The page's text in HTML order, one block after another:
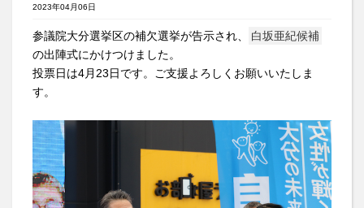
2023年04月06日
参議院大分選挙区の補欠選挙が告示され、
白坂亜紀候補
の出陣式にかけつけました。
投票日は4月23日です。ご支援よろしくお願いいたしま
す。